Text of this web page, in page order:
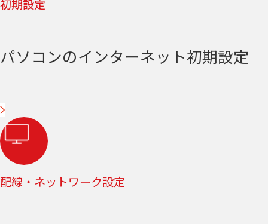
初期設定
パソコンのインターネット初期設定
配線・ネットワーク設定